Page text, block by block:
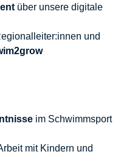
über unsere digitale
und
im Schwimmsport
mit Kindern und